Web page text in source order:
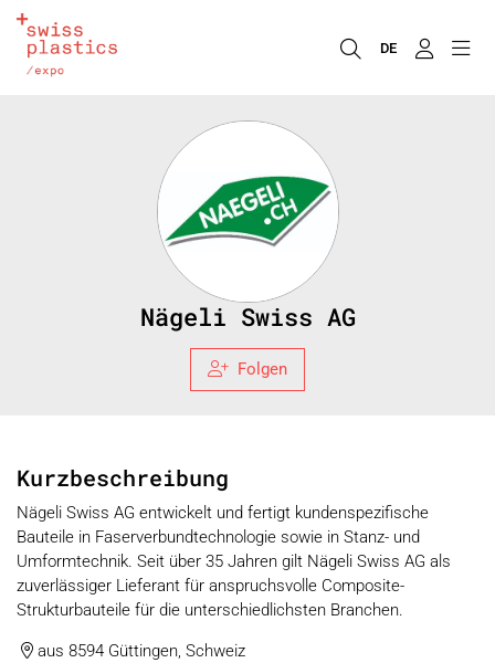
DE
Nägeli Swiss AG
Folgen
Kurzbeschreibung
Nägeli Swiss AG entwickelt und fertigt kundenspezifische
Bauteile in Faserverbundtechnologie sowie in Stanz- und
Umformtechnik. Seit über 35 Jahren gilt Nägeli Swiss AG als
zuverlässiger Lieferant für anspruchsvolle Composite-
Strukturbauteile für die unterschiedlichsten Branchen.
aus 8594 Güttingen, Schweiz